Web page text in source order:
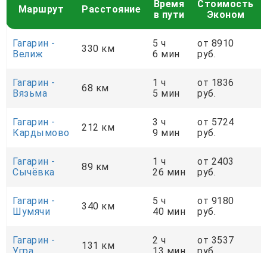
Маршрут Расстояние
Время
в пути
Стоимость
Эконом
Гагарин -
Велиж
330 км
5 ч
6 мин
от 8910
руб.
Гагарин -
Вязьма
68 км
1 ч
5 мин
от 1836
руб.
Гагарин -
Кардымово
212 км
3 ч
9 мин
от 5724
руб.
Гагарин -
Сычёвка
89 км
1 ч
26 мин
от 2403
руб.
Гагарин -
Шумячи
340 км
5 ч
40 мин
от 9180
руб.
Гагарин -
131 км
2 ч
от 3537